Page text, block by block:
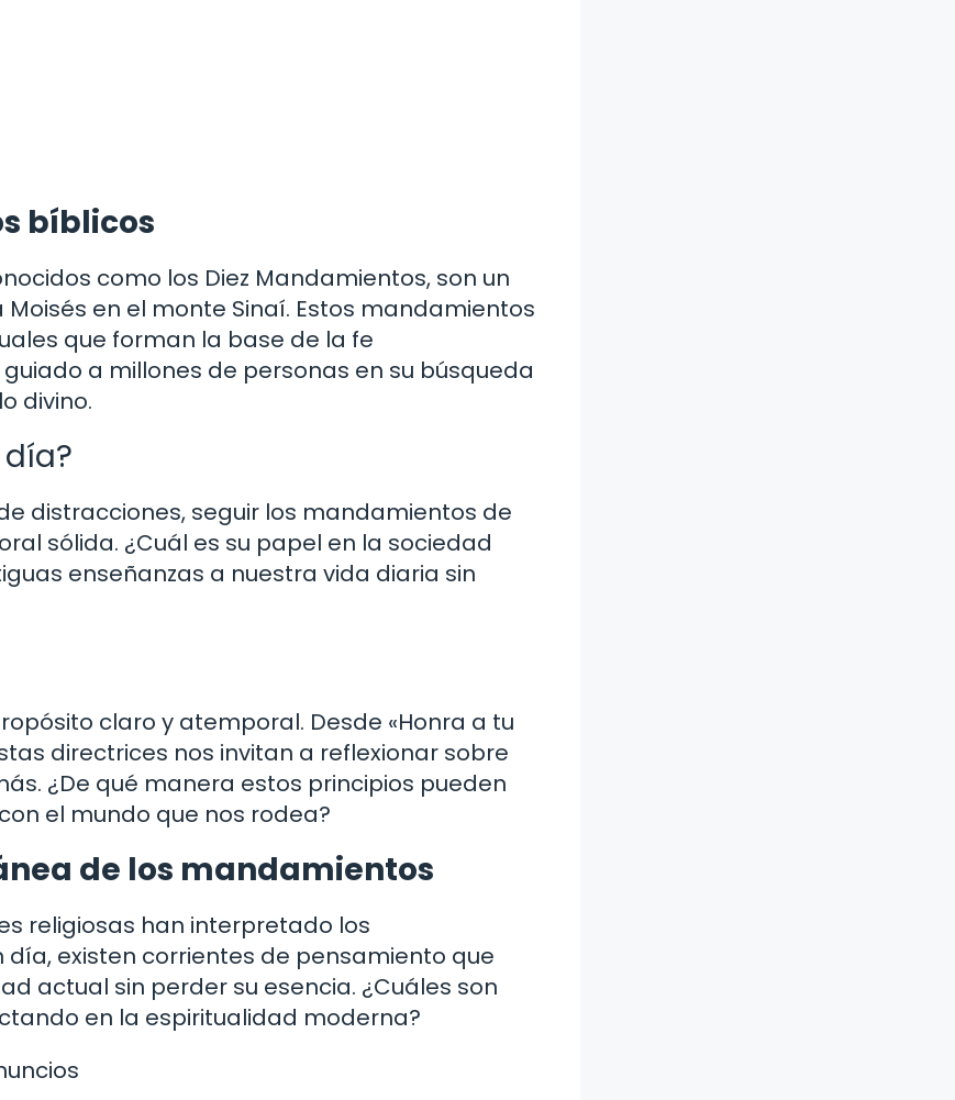
bíblicos
como los Diez Mandamientos, son un
en el monte Sinaí. Estos mandamientos
que forman la base de la fe
a millones de personas en su búsqueda
divino.
distracciones, seguir los mandamientos de
sólida. ¿Cuál es su papel en la sociedad
enseñanzas a nuestra vida diaria sin
claro y atemporal. Desde «Honra a tu
directrices nos invitan a reflexionar sobre
¿De qué manera estos principios pueden
el mundo que nos rodea?
de los mandamientos
religiosas han interpretado los
existen corrientes de pensamiento que
actual sin perder su esencia. ¿Cuáles son
en la espiritualidad moderna?